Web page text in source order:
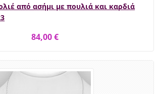
από ασήμι με πουλιά και καρδιά
84,00 €